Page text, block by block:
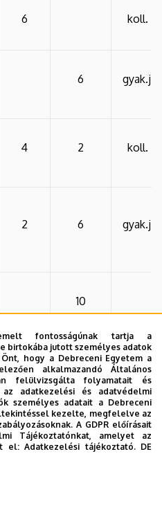
6 koll.
6 gyak.j.
4 2 koll.
2 6 gyak.j.
10
30 26
56
b=beszámoló,
fontosságúnak tartja a
birtokába jutott személyes adatok
hogy a Debreceni Egyetem a
alkalmazandó Általános
felülvizsgálta folyamatait és
adatkezelési és adatvédelmi
személyes adatait a Debreceni
kezelte, megfelelve az
A GDPR előírásait
Tájékoztatónkat, amelyet az
el:Adatkezelési tájékoztató. DE